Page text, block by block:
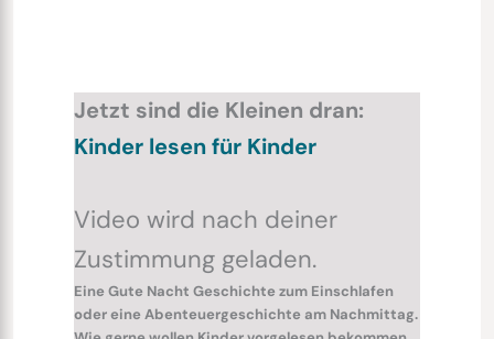
Jetzt sind die Kleinen dran:
Kinder lesen für Kinder
Video wird nach deiner
Zustimmung geladen.
Eine Gute Nacht Geschichte zum Einschlafen
oder eine Abenteuergeschichte am Nachmittag.